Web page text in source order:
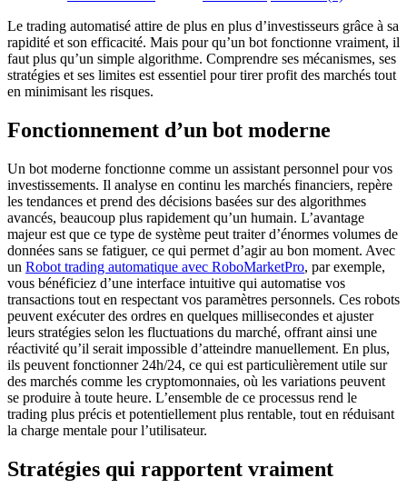
Le trading automatisé attire de plus en plus d’investisseurs grâce à sa
rapidité et son efficacité. Mais pour qu’un bot fonctionne vraiment, il
faut plus qu’un simple algorithme. Comprendre ses mécanismes, ses
stratégies et ses limites est essentiel pour tirer profit des marchés tout
en minimisant les risques.
Fonctionnement d’un bot moderne
Un bot moderne fonctionne comme un assistant personnel pour vos
investissements. Il analyse en continu les marchés financiers, repère
les tendances et prend des décisions basées sur des algorithmes
avancés, beaucoup plus rapidement qu’un humain. L’avantage
majeur est que ce type de système peut traiter d’énormes volumes de
données sans se fatiguer, ce qui permet d’agir au bon moment. Avec
un Robot trading automatique avec RoboMarketPro, par exemple,
vous bénéficiez d’une interface intuitive qui automatise vos
transactions tout en respectant vos paramètres personnels. Ces robots
peuvent exécuter des ordres en quelques millisecondes et ajuster
leurs stratégies selon les fluctuations du marché, offrant ainsi une
réactivité qu’il serait impossible d’atteindre manuellement. En plus,
ils peuvent fonctionner 24h/24, ce qui est particulièrement utile sur
des marchés comme les cryptomonnaies, où les variations peuvent
se produire à toute heure. L’ensemble de ce processus rend le
trading plus précis et potentiellement plus rentable, tout en réduisant
la charge mentale pour l’utilisateur.
Stratégies qui rapportent vraiment